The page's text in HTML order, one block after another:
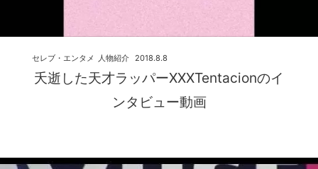
夭逝した天才ラッパーXXXTentacionのイ
ンタビュー動画
2018.8.8
セレブ・エンタメ 人物紹介